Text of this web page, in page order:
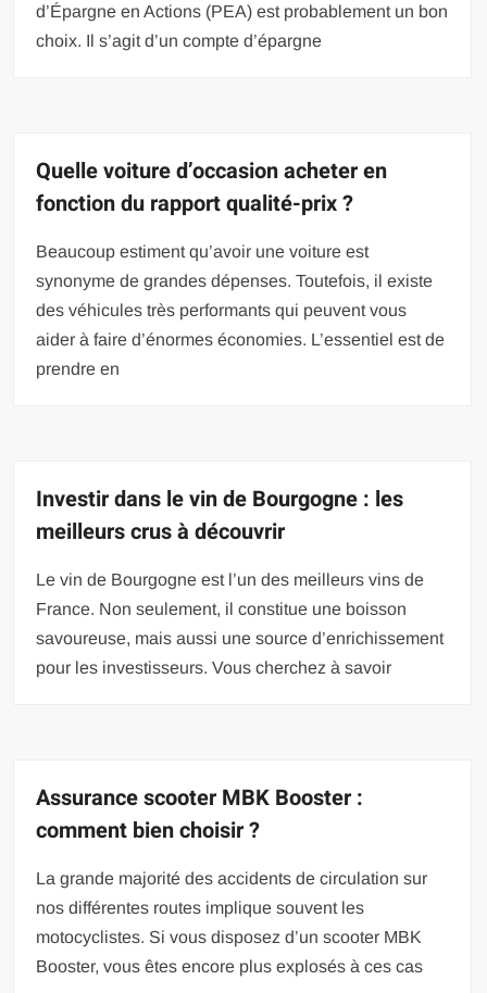
d’Épargne en Actions (PEA) est probablement un bon
choix. Il s’agit d’un compte d’épargne
Quelle voiture d’occasion acheter en
fonction du rapport qualité-prix ?
Beaucoup estiment qu’avoir une voiture est
synonyme de grandes dépenses. Toutefois, il existe
des véhicules très performants qui peuvent vous
aider à faire d’énormes économies. L’essentiel est de
prendre en
Investir dans le vin de Bourgogne : les
meilleurs crus à découvrir
Le vin de Bourgogne est l’un des meilleurs vins de
France. Non seulement, il constitue une boisson
savoureuse, mais aussi une source d’enrichissement
pour les investisseurs. Vous cherchez à savoir
Assurance scooter MBK Booster :
comment bien choisir ?
La grande majorité des accidents de circulation sur
nos différentes routes implique souvent les
motocyclistes. Si vous disposez d’un scooter MBK
Booster, vous êtes encore plus explosés à ces cas